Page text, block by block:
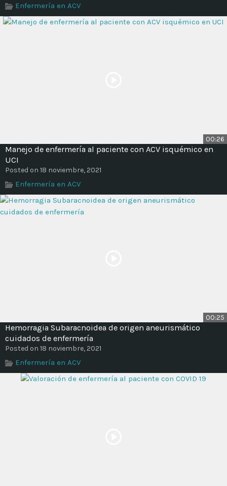
Enfermería en ACV
00:26
Manejo de enfermería al paciente con ACV isquémico en
UCI
Posted on 18 noviembre, 2021
Enfermería en ACV
00:25
Hemorragia Subaracnoidea de origen aneurismático
cuidados de enfermería
Posted on 18 noviembre, 2021
Enfermería en ACV